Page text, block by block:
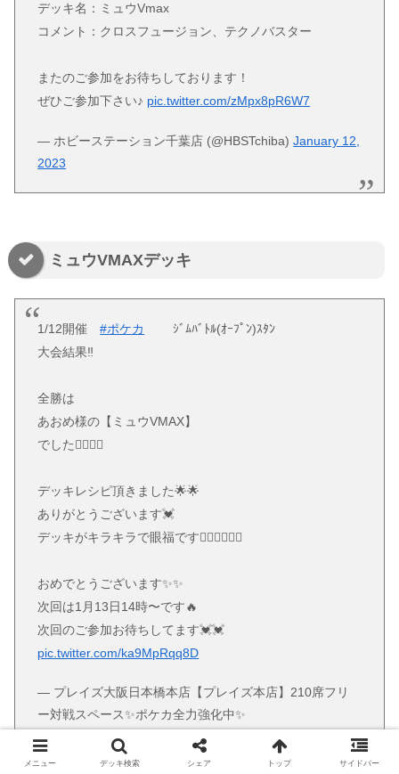
デッキ名：ミュウVmax
コメント：クロスフュージョン、テクノバスター
またのご参加をお待ちしております！
ぜひご参加下さい♪ pic.twitter.com/zMpx8pR6W7
— ホビーステーション千葉店 (@HBSTchiba)January 12,
2023
ミュウVMAXデッキ
1/12開催#ポケカ
ｼﾞﾑﾊﾞﾄﾙ(ｵｰﾌﾟﾝ)ｽﾀﾝ
大会結果‼️
全勝は
あおめ様の【ミュウVMAX】
でした💁‍♂️💁‍♂️
デッキレシピ頂きました🌟🌟
ありがとうございます💓
デッキがキラキラで眼福です🙇‍♂️🙇‍♂️🙇‍♂️
おめでとうございます✨✨
次回は1月13日14時〜です🔥
次回のご参加お待ちしてます💓💓
pic.twitter.com/ka9MpRqq8D
— プレイズ大阪日本橋本店【プレイズ本店】210席フリ
ー対戦スペース✨ポケカ全力強化中✨
(@Preyz_N_honten)
January 12, 2023
メニュー デッキ検索 シェア トップ サイドバー